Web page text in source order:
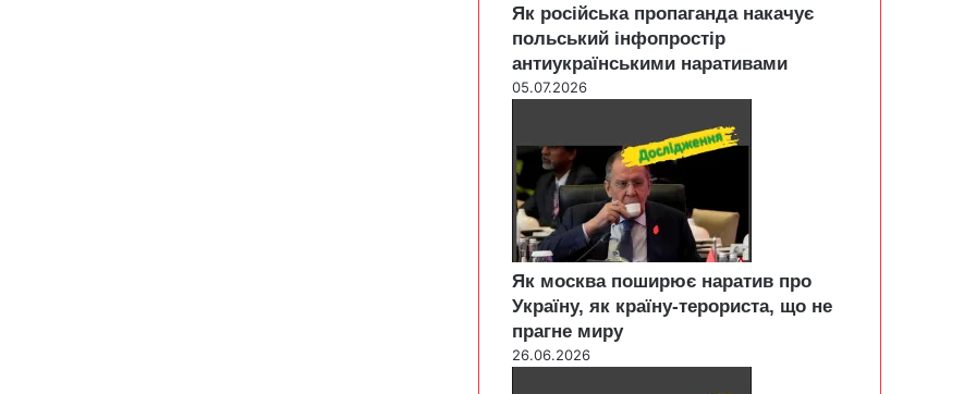
Як російська пропаганда накачує
польський інфопростір
антиукраїнськими наративами
05.07.2026
Як москва поширює наратив про
Україну, як країну-терориста, що не
прагне миру
26.06.2026